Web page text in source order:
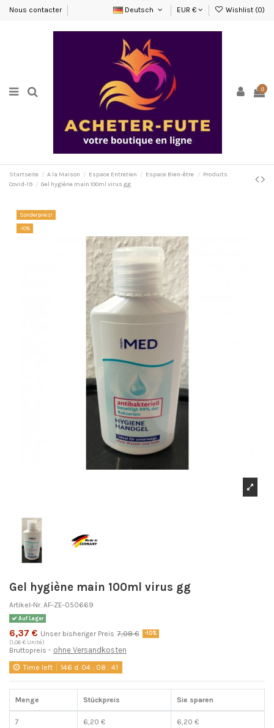
Nous contacter Deutsch EUR € Wishlist (0)
0
Startseite A la Maison Espace Entretien Espace Bien-être
Produits
Covid-19
Gel hygiène main 100ml virus gg
Sonderpreis!
-10%
Gel hygiène main 100ml virus gg
Artikel-Nr. AF-ZE-050669
Auf Lager
6,37 € Unser bisheriger Preis 7,08 € -10%
(1,06 € Unité)
Bruttopreis ohne Versandkosten
Time left 146 d. 04 : 08 :41
Menge Stückpreis Sie sparen
7 6,20 € 6,20 €